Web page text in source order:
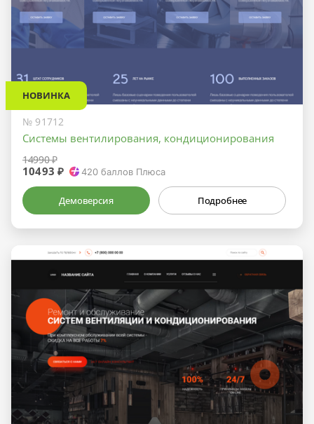
НОВИНКА
№ 91712
Системы вентилирования, кондиционирования
14990 ₽
10493 ₽ 420 баллов Плюса
Демоверсия Подробнее